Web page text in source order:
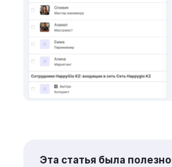
Эта статья была